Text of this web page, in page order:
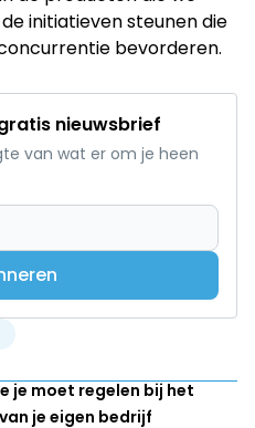
initiatieven steunen die
bevorderen.
nieuwsbrief
van wat er om je heen
je moet regelen bij het
je eigen bedrijf